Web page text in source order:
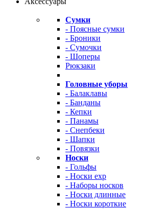
Сумки
- Поясные сумки
- Броники
- Сумочки
- Шоперы
Рюкзаки
Головные уборы
- Балаклавы
- Банданы
- Кепки
- Панамы
- Снепбеки
- Шапки
- Повязки
Носки
- Гольфы
- Носки exp
- Наборы носков
- Носки длинные
- Носки короткие